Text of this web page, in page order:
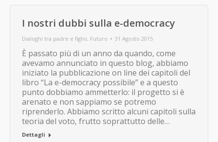
I nostri dubbi sulla e-democracy
Dialoghi tra padre e figlio, Futuro 31 Agosto 2015
È passato più di un anno da quando, come
avevamo annunciato in questo blog, abbiamo
iniziato la pubblicazione on line dei capitoli del
libro “La e-democracy possibile” e a questo
punto dobbiamo ammetterlo: il progetto si è
arenato e non sappiamo se potremo
riprenderlo. Abbiamo scritto alcuni capitoli sulla
teoria del voto, frutto soprattutto delle…
Dettagli